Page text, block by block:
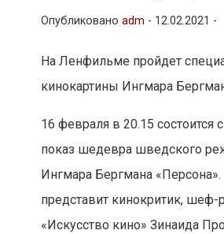
Опубликовано adm - 12.02.2021 -
На Ленфильме пройдет
кинокартины Ингмара
16 февраля в 20.15 состоится
показ шедевра шведского
Ингмара Бергмана «Персона».
представит кинокритик, шеф-
«Искусство кино» Зинаида